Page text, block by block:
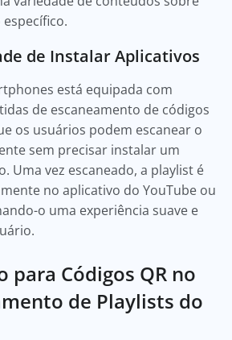
de Instalar Aplicativos
está equipada com
de escaneamento de códigos
os usuários podem escanear o
sem precisar instalar um
Uma vez escaneado, a playlist é
no aplicativo do YouTube ou
o uma experiência suave e
para Códigos QR no
de Playlists do